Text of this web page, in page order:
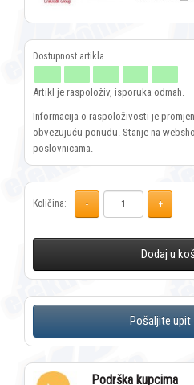
Artikl je raspoloživ, isporuka odmah.
Informacija o raspoloživosti je
obvezujuću ponudu. Stanje na
poslovnicama.
Količina:
Dodaj u
Podrška kupcima